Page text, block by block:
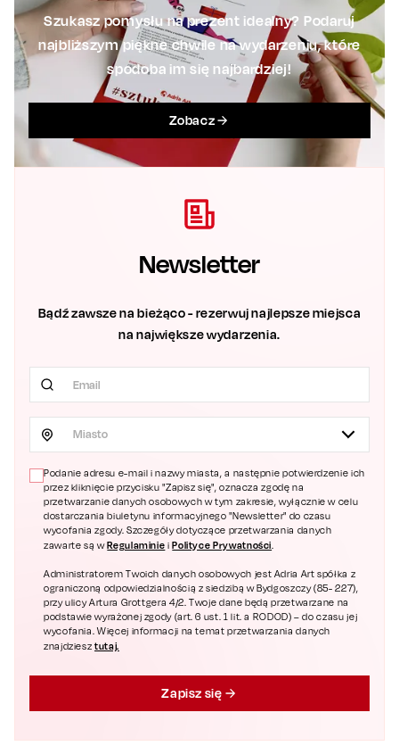
Szukasz pomysłu na prezent idealny? Podaruj
najbliższym piękne chwile na wydarzeniu, które
spodoba im się najbardziej!
Zobacz
Newsletter
Bądź zawsze na bieżąco - rezerwuj najlepsze miejsca
na największe wydarzenia.
Miasto
Podanie adresu e-mail i nazwy miasta, a następnie potwierdzenie ich
przez kliknięcie przycisku "Zapisz się", oznacza zgodę na
przetwarzanie danych osobowych w tym zakresie, wyłącznie w celu
dostarczania biuletynu informacyjnego "Newsletter" do czasu
wycofania zgody. Szczegóły dotyczące przetwarzania danych
zawarte są wRegulaminie i Polityce Prywatności.
Administratorem Twoich danych osobowych jest Adria Art spółka z
ograniczoną odpowiedzialnością z siedzibą w Bydgoszczy (85- 227),
przy ulicy Artura Grottgera 4/2. Twoje dane będą przetwarzane na
podstawie wyrażonej zgody (art. 6 ust. 1 lit. a RODOD) – do czasu jej
wycofania. Więcej informacji na temat przetwarzania danych
znajdziesztutaj.
Zapisz się